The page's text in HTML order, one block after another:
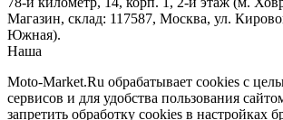
Магазин, склад: 117587, Москва, ул.
Южная).
Наша
Moto-Market.Ru обрабатывает сookies с
сервисов и для удобства пользования
запретить обработку сookies в настройках